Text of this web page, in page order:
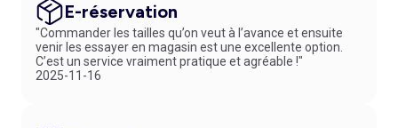
E-réservation
"Commander les tailles qu’on veut à l’avance et ensuite
venir les essayer en magasin est une excellente option.
C’est un service vraiment pratique et agréable !"
2025-11-16